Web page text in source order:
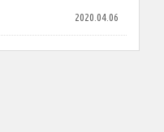
2020.04.06